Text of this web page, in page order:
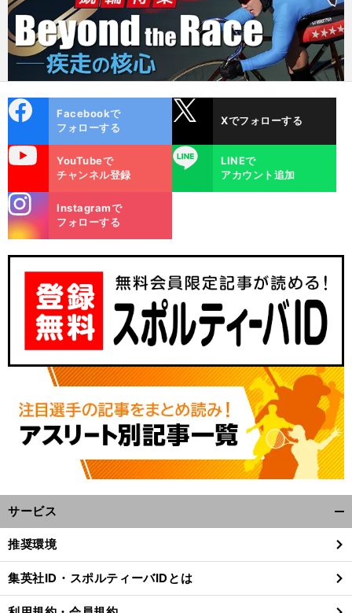
ok
Facebookで
フォローする
Xでフォローする
YouTubeで
チャンネル登録
LINE
LINEで
アカウント追加
m
Instagramで
フォローする
サービス
閉
る
推奨環境
集英社ID・スポルティーバIDとは